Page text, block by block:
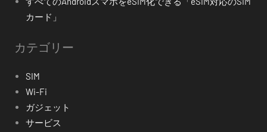
カード」
カテゴリー
SIM
Wi-Fi
ガジェット
サービス